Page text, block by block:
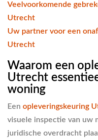
Veelvoorkomende
Utrecht
Uw partner voor een
Utrecht
Waarom een
Utrecht
woning
Een opleveringskeuring
visuele inspectie van uw
juridische overdracht